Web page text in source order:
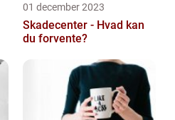
01 december 2023
Skadecenter - Hvad kan
du forvente?